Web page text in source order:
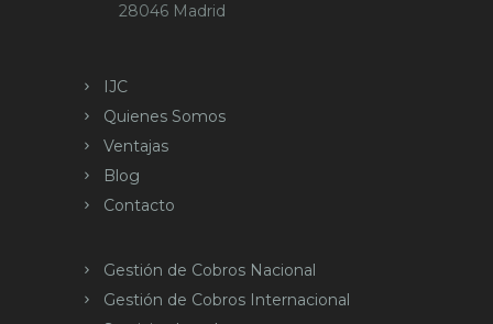
28046 Madrid
IJC
Quienes Somos
Ventajas
Blog
Contacto
Gestión de Cobros Nacional
Gestión de Cobros Internacional